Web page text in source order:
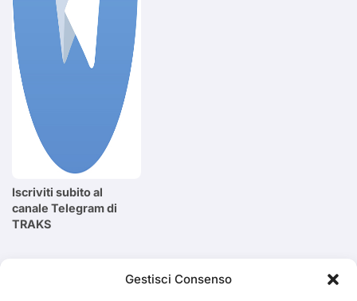
Gestisci Consenso
Iscriviti subito al
canale Telegram di
TRAKS